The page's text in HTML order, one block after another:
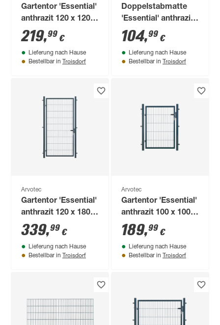
Gartentor 'Essential'
anthrazit 120 x 120
cm, mit
Zaunanschluss
219,99 €
Lieferung nach Hause
Bestellbar in Troisdorf
Doppelstabmatte
'Essential' anthrazit
200 x 183 cm, UV-
und
witterungsbeständig
104,99 €
Lieferung nach Hause
Bestellbar in Troisdorf
Arvotec
Gartentor 'Essential'
anthrazit 120 x 180
cm, mit
Zaunanschluss
339,99 €
Lieferung nach Hause
Bestellbar in Troisdorf
Arvotec
Gartentor 'Essential'
anthrazit 100 x 100
cm, mit
Zaunanschluss
189,99 €
Lieferung nach Hause
Bestellbar in Troisdorf